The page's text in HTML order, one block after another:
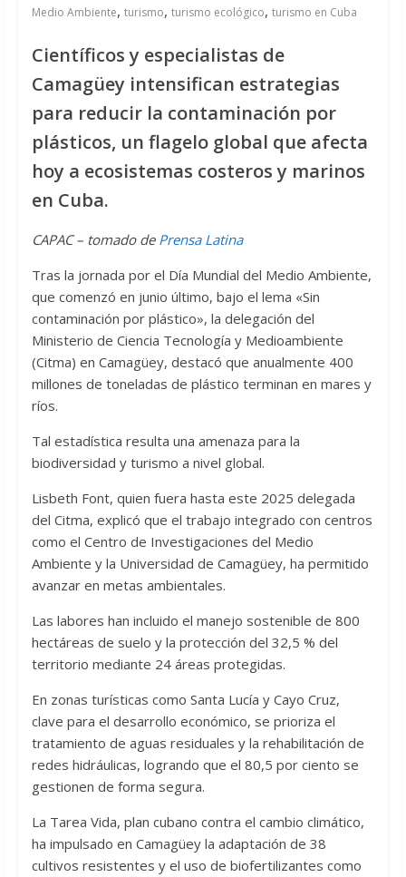
Medio Ambiente, turismo, turismo ecológico, turismo en Cuba
Científicos y especialistas de
Camagüey intensifican estrategias
para reducir la contaminación por
plásticos, un flagelo global que afecta
hoy a ecosistemas costeros y marinos
en Cuba.
CAPAC – tomado de Prensa Latina
Tras la jornada por el Día Mundial del Medio Ambiente,
que comenzó en junio último, bajo el lema «Sin
contaminación por plástico», la delegación del
Ministerio de Ciencia Tecnología y Medioambiente
(Citma) en Camagüey, destacó que anualmente 400
millones de toneladas de plástico terminan en mares y
ríos.
Tal estadística resulta una amenaza para la
biodiversidad y turismo a nivel global.
Lisbeth Font, quien fuera hasta este 2025 delegada
del Citma, explicó que el trabajo integrado con centros
como el Centro de Investigaciones del Medio
Ambiente y la Universidad de Camagüey, ha permitido
avanzar en metas ambientales.
Las labores han incluido el manejo sostenible de 800
hectáreas de suelo y la protección del 32,5 % del
territorio mediante 24 áreas protegidas.
En zonas turísticas como Santa Lucía y Cayo Cruz,
clave para el desarrollo económico, se prioriza el
tratamiento de aguas residuales y la rehabilitación de
redes hidráulicas, logrando que el 80,5 por ciento se
gestionen de forma segura.
La Tarea Vida, plan cubano contra el cambio climático,
ha impulsado en Camagüey la adaptación de 38
cultivos resistentes y el uso de biofertilizantes como